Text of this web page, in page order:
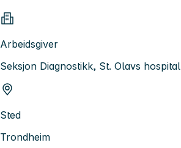
Arbeidsgiver
Seksjon Diagnostikk, St. Olavs hospital
Sted
Trondheim